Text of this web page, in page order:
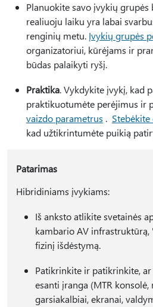
Planuokite savo įvykių grupės
realiuoju laiku yra labai
renginių metu. Įvykių grupės
organizatoriui, kūrėjams ir
būdas palaikyti ryšį.
Praktika. Vykdykite įvykį, kad
praktikuotumėte perėjimus ir
vaizdo parametrus .
kad užtikrintumėte puikią
Patarimas
Hibridiniams įvykiams:
Iš anksto atlikite svetainės
kambario AV infrastruktūrą,
fizinį išdėstymą.
Patikrinkite ir patikrinkite,
esanti įranga (MTR
garsiakalbiai, ekranai,